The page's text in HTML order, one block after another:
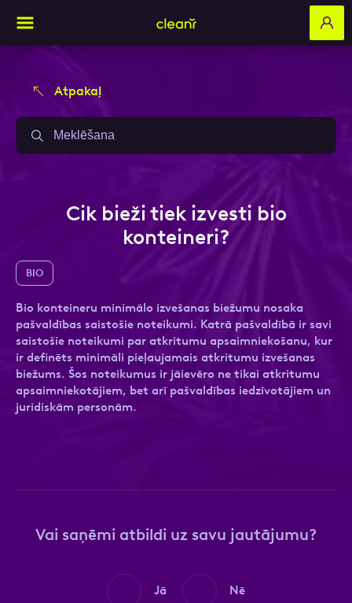
Atpakaļ
Cik bieži tiek izvesti bio
konteineri?
BIO
Bio konteineru minimālo izvešanas biežumu nosaka
pašvaldības saistošie noteikumi. Katrā pašvaldībā ir savi
saistošie noteikumi par atkritumu apsaimniekošanu, kur
ir definēts minimāli pieļaujamais atkritumu izvešanas
biežums. Šos noteikumus ir jāievēro ne tikai atkritumu
apsaimniekotājiem, bet arī pašvaldības iedzīvotājiem un
juridiskām personām.
Vai saņēmi atbildi uz savu jautājumu?
Jā Nē
Aizpildi pieteikuma formu un mēs ar tevi
sazināsimies
E-pasts
Kontakttālrunis
Aizpildi pieteikuma formu un mēs ar tevi
sazināsimies
E-pasts
Kontakttālrunis
Vairāk